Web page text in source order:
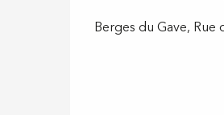
Berges du Gave, Rue